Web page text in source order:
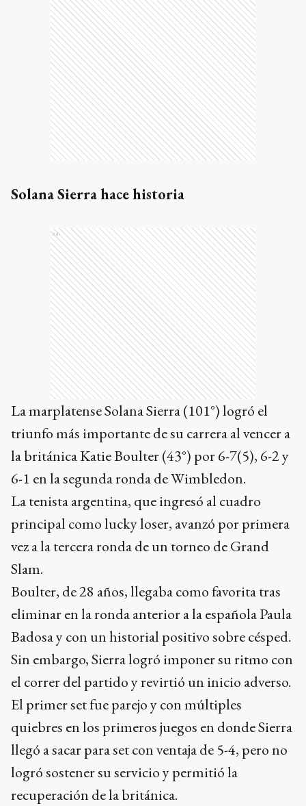
Solana Sierra hace historia
Ads
La marplatense Solana Sierra (101°) logró el
triunfo más importante de su carrera al vencer a
la británica Katie Boulter (43°) por 6-7(5), 6-2 y
6-1 en la segunda ronda de Wimbledon.
La tenista argentina, que ingresó al cuadro
principal como lucky loser, avanzó por primera
vez a la tercera ronda de un torneo de Grand
Slam.
Boulter, de 28 años, llegaba como favorita tras
eliminar en la ronda anterior a la española Paula
Badosa y con un historial positivo sobre césped.
Sin embargo, Sierra logró imponer su ritmo con
el correr del partido y revirtió un inicio adverso.
El primer set fue parejo y con múltiples
quiebres en los primeros juegos en donde Sierra
llegó a sacar para set con ventaja de 5-4, pero no
logró sostener su servicio y permitió la
recuperación de la británica.